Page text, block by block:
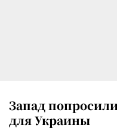
Запад
для Украины